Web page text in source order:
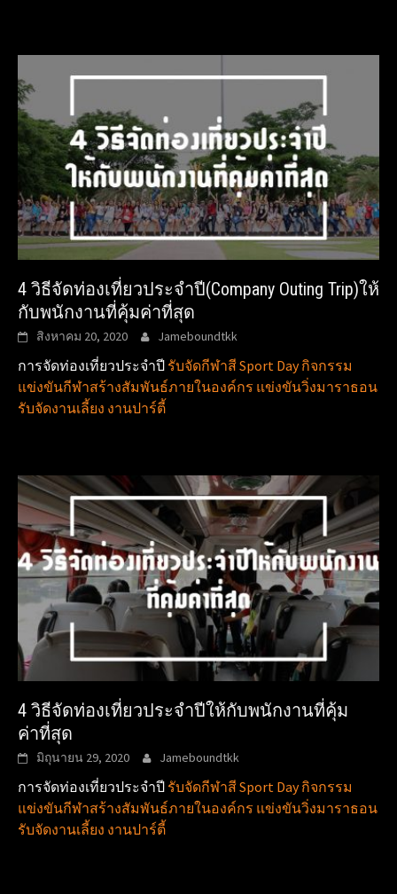
4 วิธีจัดท่องเที่ยวประจำปี(Company Outing Trip)ให้
กับพนักงานที่คุ้มค่าที่สุด
สิงหาคม 20, 2020 Jameboundtkk
การจัดท่องเที่ยวประจำปี รับจัดกีฬาสี Sport Day กิจกรรม
แข่งขันกีฬาสร้างสัมพันธ์ภายในองค์กร แข่งขันวิ่งมาราธอน
รับจัดงานเลี้ยง งานปาร์ตี้
4 วิธีจัดท่องเที่ยวประจำปีให้กับพนักงานที่คุ้ม
ค่าที่สุด
มิถุนายน 29, 2020 Jameboundtkk
การจัดท่องเที่ยวประจำปี รับจัดกีฬาสี Sport Day กิจกรรม
แข่งขันกีฬาสร้างสัมพันธ์ภายในองค์กร แข่งขันวิ่งมาราธอน
รับจัดงานเลี้ยง งานปาร์ตี้